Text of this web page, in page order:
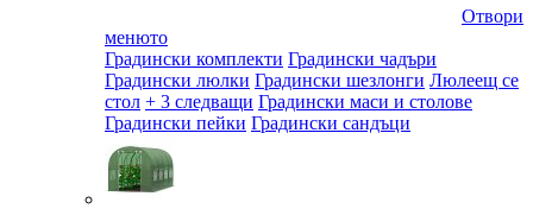
Отвори
менюто
Градински комплекти Градински чадъри
Градински люлки Градински шезлонги Люлеещ се
стол + 3 следващи Градински маси и столове
Градински пейки Градински сандъци